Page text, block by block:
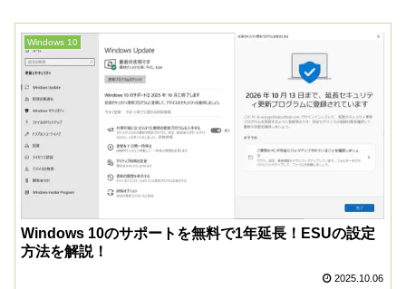
Windows 10
Windows 10のサポートを無料で1年延長！ESUの設定
方法を解説！
2025.10.06